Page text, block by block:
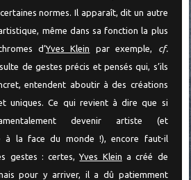
normes. Il apparaît, dit un autre
même dans sa fonction la plus
d’Yves Klein par exemple, cf.
de gestes précis et pensés qui, s’ils
entendent aboutir à des créations
uniques. Ce qui revient à dire que si
devenir artiste (et
à la face du monde !), encore faut-il
gestes : certes,Yves Klein a créé de
pour y arriver, il a dû patiemment